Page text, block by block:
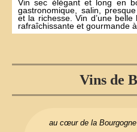
Vin sec élégant et long en
gastronomique, salin,
et la richesse. Vin d’une
rafraîchissante et gourmande à
Vins de
au cœur de la Bourgogne